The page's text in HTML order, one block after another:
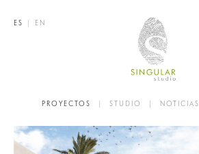
ES | EN
PROYECTOS | STUDIO | NOTICIAS